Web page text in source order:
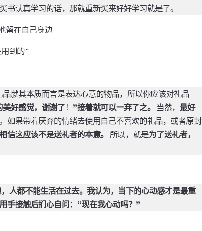
认真学习的话，那就重新买来好好学习就是了。
留在自己身边
到的”
品就其本质而言是表达心意的物品，所以你应该对礼品
好感觉，谢谢了！”接着就可以一弃了之。 当然， 最好
。如果带着厌弃的情绪去使用自己不喜欢的礼品，或者原封
信这应该不是送礼者的本意。 所以，就是为了送礼者，
人都不能生活在过去。我认为，当下的心动感才是最重
手接触后扪心自问：“现在我心动吗？”